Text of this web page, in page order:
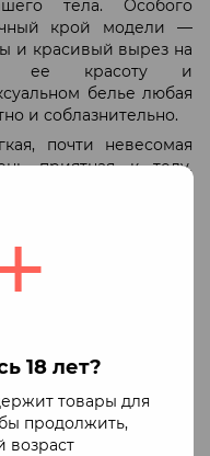
18 лет?
товары для
продолжить,
возраст
тела. Особого
крой модели —
и красивый вырез на
ее красоту и
белье любая
и соблазнительно.
почти невесомая
приятная к телу.
SATARA BODY —
эротического
и откровенности
реакций